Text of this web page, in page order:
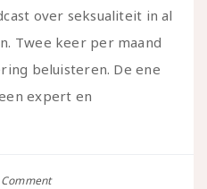
over seksualiteit in al
Twee keer per maand
beluisteren. De ene
expert en